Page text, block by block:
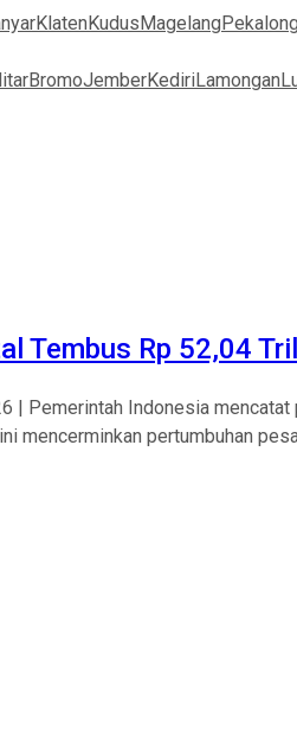
KlatenKudusMagelang
BromoJemberKediriLamongan
Tembus Rp 52,04
| Pemerintah Indonesia
mencerminkan pertumbuhan